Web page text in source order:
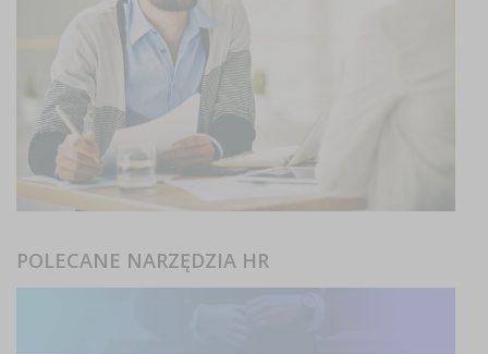
POLECANE NARZĘDZIA HR